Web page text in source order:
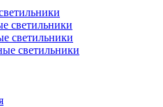
светильники
светильники
светильники